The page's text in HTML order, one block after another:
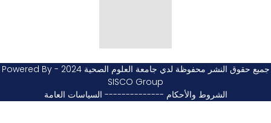
جميع حقوق النشر محفوظة لدي جامعة العلوم الصحية 2024 - Powered By
SISCO Group
الشروط والأحكام -------------- السياسات العامة